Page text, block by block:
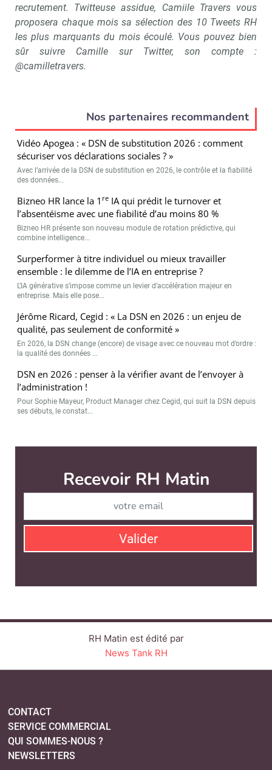
recrutement. Twitteuse assidue, Camiile Travers vous
proposera chaque mois sa sélection des 10 Tweets RH
les plus marquants du mois écoulé. Vous pouvez bien
sûr suivre Camille sur Twitter, son compte :
@camilletravers.
Nos partenaires recommandent
Vidéo Apogea : « DSN de substitution 2026 : comment
sécuriser vos déclarations sociales ? »
Avec l’arrivée de la DSN de substitution en 2026, le contrôle et la fiabilité
des données...
Bizneo HR lance la 1 re IA qui prédit le turnover et
l’absentéisme avec une fiabilité d’au moins 80 %
Bizneo HR présente son nouveau module de rotation prédictive, qui
combine intelligence...
Surperformer à titre individuel ou mieux travailler
ensemble : le dilemme de l’IA en entreprise ?
L’IA générative s’impose comme un levier d’accélération majeur en
entreprise. Mais elle pose...
Jérôme Ricard, Cegid : « La DSN en 2026 : un enjeu de
qualité, pas seulement de conformité »
En 2026, la DSN change (encore) de visage avec ce nouveau mot d’ordre :
la qualité des données ...
DSN en 2026 : penser à la vérifier avant de l’envoyer à
l’administration !
Pour Sophie Mayeur, Product Manager chez Cegid, qui suit la DSN depuis
ses débuts, le constat...
Recevoir RH Matin
Valider
RH Matin est édité par
News Tank RH
CONTACT
SERVICE COMMERCIAL
QUI SOMMES-NOUS ?
NEWSLETTERS